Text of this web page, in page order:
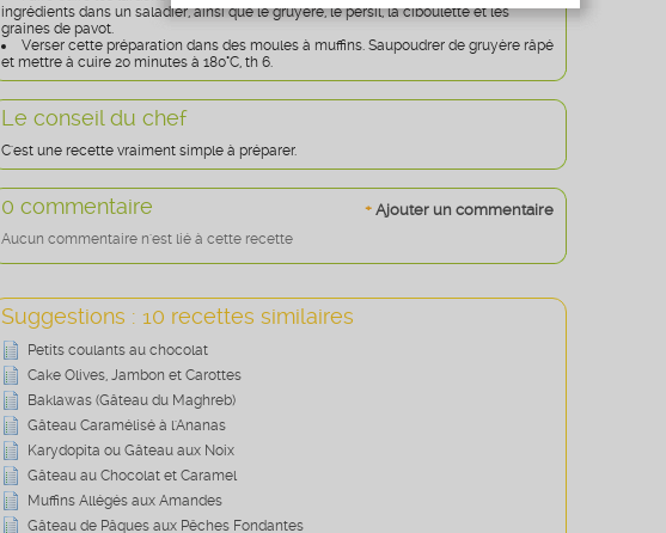
ingrédients dans un saladier, ainsi que le gruyère, le persil, la ciboulette et les
graines de pavot.
Verser cette préparation dans des moules à muffins. Saupoudrer de gruyère râpé
et mettre à cuire 20 minutes à 180°C, th 6.
Le conseil du chef
C'est une recette vraiment simple à préparer.
+ Ajouter un commentaire
0 commentaire
Aucun commentaire n'est lié à cette recette
Suggestions : 10 recettes similaires
Petits coulants au chocolat
Cake Olives, Jambon et Carottes
Baklawas (Gâteau du Maghreb)
Gâteau Caramélisé à l'Ananas
Karydopita ou Gâteau aux Noix
Gâteau au Chocolat et Caramel
Muffins Allégés aux Amandes
Gâteau de Pâques aux Pêches Fondantes
Age
* obligatoire